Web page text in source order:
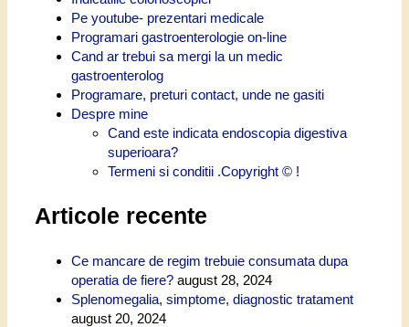
Pe youtube- prezentari medicale
Programari gastroenterologie on-line
Cand ar trebui sa mergi la un medic
gastroenterolog
Programare, preturi contact, unde ne gasiti
Despre mine
Cand este indicata endoscopia digestiva
superioara?
Termeni si conditii .Copyright © !
Articole recente
Ce mancare de regim trebuie consumata dupa
operatia de fiere? august 28, 2024
Splenomegalia, simptome, diagnostic tratament
august 20, 2024